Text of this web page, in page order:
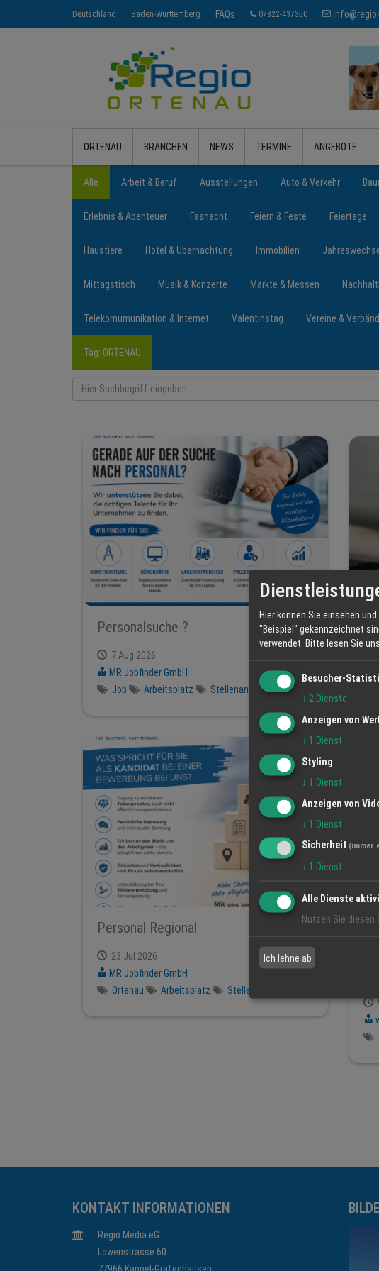
Deutschland Baden-Württemberg FAQs 07822-437350
ORTENAU BRANCHEN NEWS TERMINE ANGEBOTE
Alle Arbeit & Beruf Ausstellungen Auto & Verkehr
Erlebnis & Abenteuer Fasnacht Feiern & Feste Feiertage
Haustiere Hotel & Übernachtung Immobilien
Mittagstisch Musik & Konzerte Märkte & Messen
Telekomumunikation & Internet Valentinstag Vereine &
Tag: ORTENAU
Personalsuche ?
7 Aug 2026
MR Jobfinder GmbH
Job
Arbeitsplatz Stellenangebot
Personal Regional
23 Jul 2026
MR Jobfinder GmbH
Ortenau
Arbeitsplatz Stellenangebot
KONTAKT INFORMATIONEN
Regio Media eG
Löwenstrasse 60
77966 Kappel-Grafenhausen
Hier können Sie einsehen
"Beispiel" gekennzeichnet
verwendet. Bitte lesen Sie
Besucher-
↓ 2 Dienste
Anzeigen von
↓ 1 Dienst
Styling
↓ 1 Dienst
Anzeigen von
↓ 1 Dienst
Sicherheit (immer
↓ 1 Dienst
Alle Dienste
Nutzen Sie diesen
Ich lehne ab